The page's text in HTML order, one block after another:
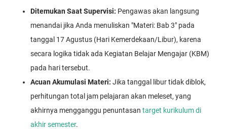
Ditemukan Saat Supervisi: Pengawas akan langsung
menandai jika Anda menuliskan "Materi: Bab 3" pada
tanggal 17 Agustus (Hari Kemerdekaan/Libur), karena
secara logika tidak ada Kegiatan Belajar Mengajar (KBM)
pada hari tersebut.
Acuan Akumulasi Materi: Jika tanggal libur tidak diblok,
perhitungan total jam pelajaran akan meleset, yang
akhirnya mengganggu penuntasan target kurikulum di
akhir semester.